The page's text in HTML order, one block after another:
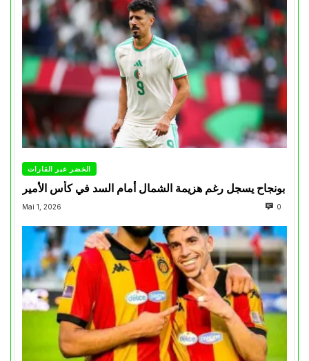
الخضر عبر القارات
بونجاح يسجل رغم هزيمة الشمال أمام السد في كأس الأمير
Mai 1, 2026 0